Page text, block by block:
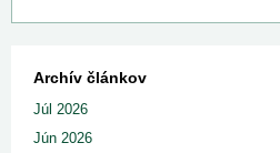
Archív článkov
Júl 2026
Jún 2026